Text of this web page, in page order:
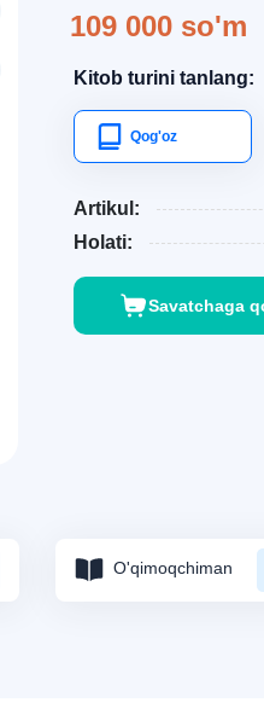
109 000 so'm
Kitob turini tanlang:
Qog'oz
Artikul:
Holati:
Savatchaga
O'qimoqchiman